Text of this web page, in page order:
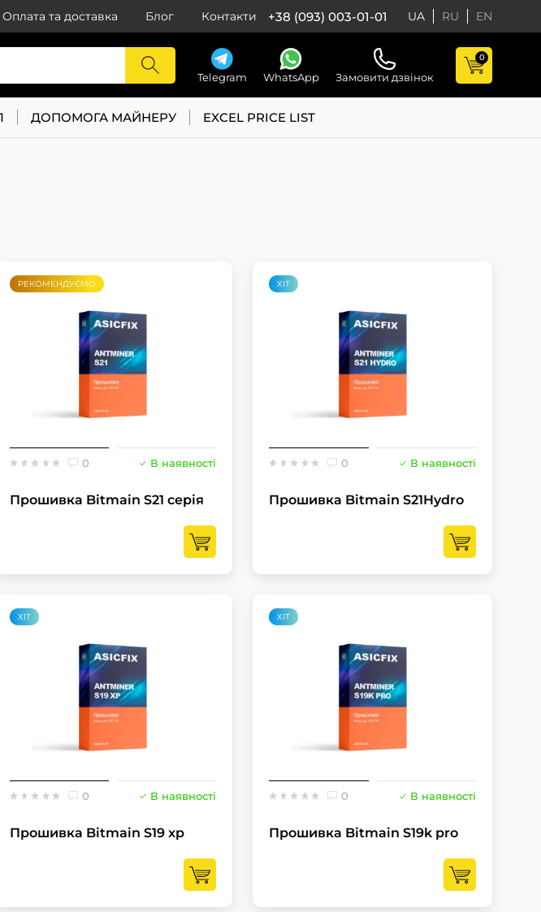
Оплата та доставка Блог Контакти +38 (093) 003-01-01 UA RU EN
Telegram WhatsApp Замовити дзвінок
0
ДОПОМОГА МАЙНЕРУ EXCEL PRICE LIST
РЕКОМЕНДУЄМО
0 В наявності
Прошивка Bitmain S21 серія
ХІТ
0 В наявності
Прошивка Bitmain S21Hydro
ХІТ
0 В наявності
Прошивка Bitmain S19 xp
ХІТ
0 В наявності
Прошивка Bitmain S19k pro